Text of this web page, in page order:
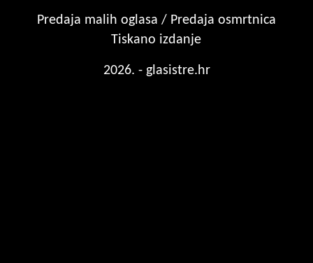
Predaja malih oglasa / Predaja osmrtnica
Tiskano izdanje
2026. - glasistre.hr